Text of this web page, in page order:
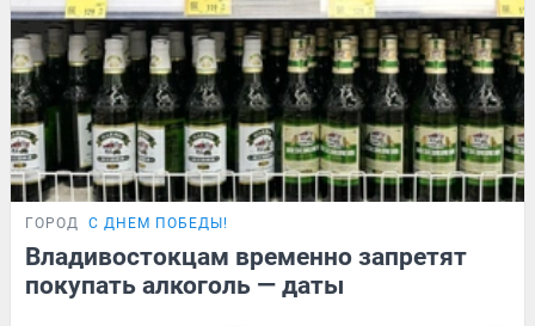
ГОРОД С ДНЕМ ПОБЕДЫ!
Владивостокцам временно запретят
покупать алкоголь — даты